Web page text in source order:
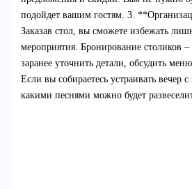
подойдет вашим гостям. 3.
Заказав стол, вы сможете избежать
мероприятия. Бронирование столиков –
заранее уточнить детали, обсудить
Если вы собираетесь устраивать вечер с
какими песнями можно будет